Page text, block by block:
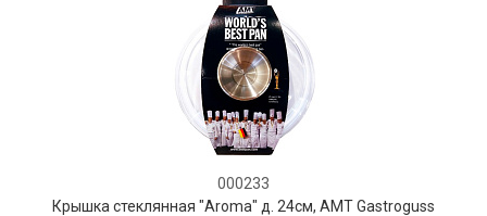
000233
Крышка стеклянная "Aroma" д. 24см, AMT Gastroguss